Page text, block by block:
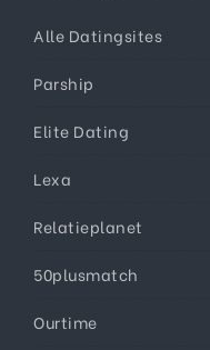
Alle Datingsites
Parship
Elite Dating
Lexa
Relatieplanet
50plusmatch
Ourtime